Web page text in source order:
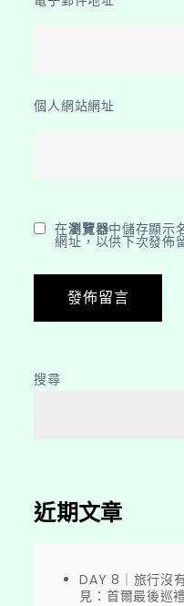
個人網站網址
在瀏覽器中儲存顯示
網址，以供下次發佈
搜尋
近期文章
DAY 8｜旅行沒
見：首爾最後巡